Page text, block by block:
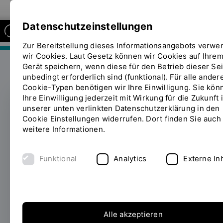
FAKULTÄT MASCHINENBAU
Profilpolarenmessung
im Labor
Windkanal/
OTH Regensburg ist nach wie vor von
praktischer Bedeutung. Mehrere
Datenschutzeinstellungen
Zur Bereitstellung dieses Informationsangebots
wir Cookies. Laut Gesetz können wir Cookies auf Ihrem
Gerät speichern, wenn diese für den Betrieb dieser
unbedingt erforderlich sind (funktional). Für alle
Cookie-Typen benötigen wir Ihre Einwilligung. Sie
Ihre Einwilligung jederzeit mit Wirkung für die Zukunft
unserer unten verlinkten Datenschutzerklärung in den
Cookie Einstellungen widerrufen. Dort finden Sie auch
weitere Informationen.
Funktional Analytics Externe
Alle akzeptieren